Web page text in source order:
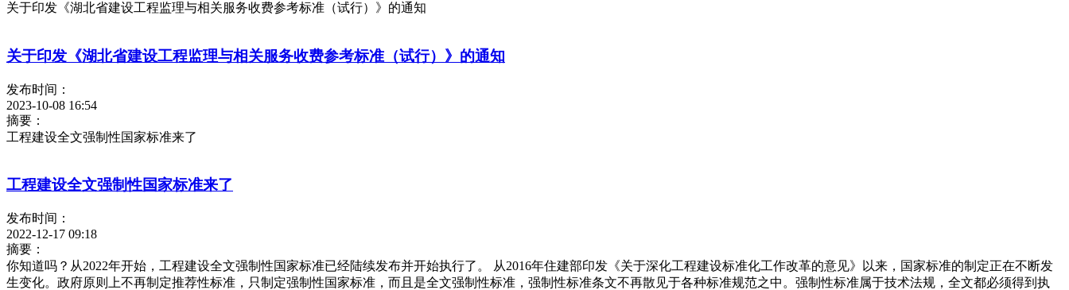
关于印发《湖北省建设工程监理与相关服务收费参考标准（试行）》的通知
关于印发《湖北省建设工程监理与相关服务收费参考标准（试行）》的通知
发布时间：
2023-10-08 16:54
摘要：
工程建设全文强制性国家标准来了
工程建设全文强制性国家标准来了
发布时间：
2022-12-17 09:18
摘要：
你知道吗？从2022年开始，工程建设全文强制性国家标准已经陆续发布并开始执行了。 从2016年住建部印发《关于深化工程建设标准化工作改革的意见》以来，国家标准的制定正在不断发
生变化。政府原则上不再制定推荐性标准，只制定强制性国家标准，而且是全文强制性标准，强制性标准条文不再散见于各种标准规范之中。强制性标准属于技术法规，全文都必须得到执